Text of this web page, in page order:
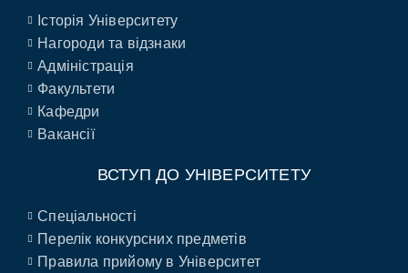
Історія Університету
Нагороди та відзнаки
Адміністрація
Факультети
Кафедри
Вакансії
ВСТУП ДО УНІВЕРСИТЕТУ
Спеціальності
Перелік конкурсних предметів
Правила прийому в Університет